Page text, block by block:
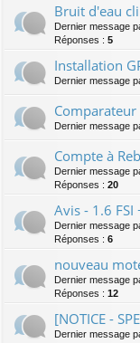
Bruit d'eau
Dernier message
Réponses : 5
Installation
Dernier message
Dernier message
Compte à
Dernier message
Réponses : 20
Avis - 1.6 FSI
Dernier message
Réponses : 6
nouveau
Dernier message
Réponses : 12
[NOTICE -
Dernier message